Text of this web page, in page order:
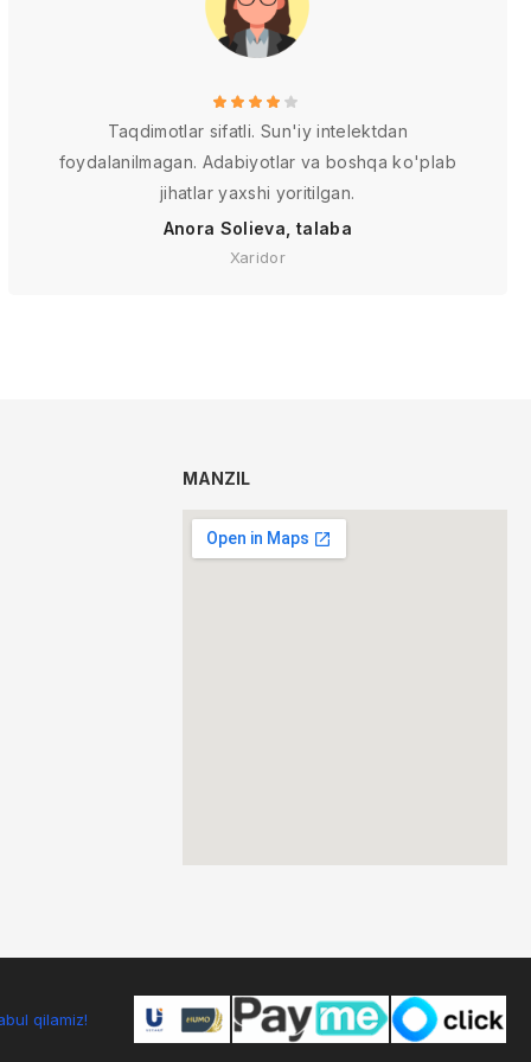
Taqdimotlar sifatli. Sun'iy intelektdan
foydalanilmagan. Adabiyotlar va boshqa ko'plab
jihatlar yaxshi yoritilgan.
Anora Solieva, talaba
Xaridor
MANZIL
qilamiz!